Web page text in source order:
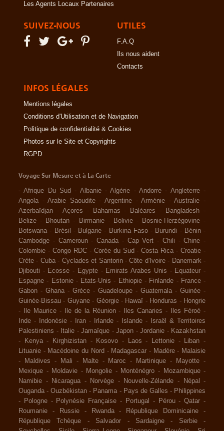
Les Agents Locaux Partenaires
SUIVEZ-NOUS UTILES
F.A.Q
Ils nous aident
Contacts
INFOS LÉGALES
Mentions légales
Conditions d'Utilisation et de Navigation
Politique de confidentialité & Cookies
Photos sur le Site et Copyrights
RGPD
Voyage Sur Mesure et à La Carte
-Afrique Du Sud - Albanie -Algérie -Andorre - Angleterre -
Angola -Arabie Saoudite -Argentine -Arménie -Australie -
Azerbaïdjan - Açores - Bahamas - Baléares - Bangladesh -
Belize - Bhoutan - Birmanie - Bolivie - Bosnie-Herzégovine -
Botswana - Brésil - Bulgarie - Burkina Faso - Burundi - Bénin -
Cambodge - Cameroun - Canada - Cap Vert - Chili -Chine -
Colombie - Congo RDC - Corée du Sud -Costa Rica -Croatie -
Crète - Cuba - Cyclades et Santorin -Côte d'Ivoire - Danemark -
Djibouti - Ecosse - Egypte - Emirats Arabes Unis - Equateur -
Espagne - Estonie - Etats-Unis - Ethiopie - Finlande - France -
Gabon - Ghana - Grèce - Guadeloupe - Guatemala - Guinée -
Guinée-Bissau - Guyane - Géorgie - Hawaï - Honduras - Hongrie
-
Ile Maurice - Ile de la Réunion - Iles Canaries - Iles Féroé -
Inde - Indonésie - Iran - Irlande - Islande -
Israël & Territoires
Palestiniens - Italie - Jamaïque - Japon - Jordanie - Kazakhstan
-
Kenya - Kirghizistan - Kosovo - Laos - Lettonie - Liban -
Lituanie - Macédoine du Nord - Madagascar - Madère - Malaisie
-
Maldives - Mali - Malte - Maroc - Martinique - Mayotte -
Mexique - Moldavie - Mongolie - Monténégro - Mozambique -
Namibie - Nicaragua - Norvège - Nouvelle-Zélande - Népal
-
Ouganda -Ouzbékistan - Panama - Pays de Galles - Philippines
-
Pologne - Polynésie Française - Portugal - Pérou -Qatar -
Roumanie
- Russie - Rwanda - République Dominicaine
-
République Tchèque
- Salvador - Sardaigne - Serbie
-